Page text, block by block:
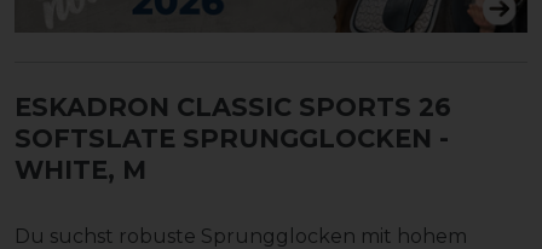
ESKADRON CLASSIC SPORTS 26
SOFTSLATE SPRUNGGLOCKEN -
WHITE, M
Du suchst robuste Sprungglocken mit hohem